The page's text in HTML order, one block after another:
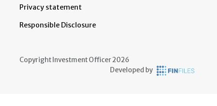
Privacy statement
Responsible Disclosure
Copyright Investment Officer 2026
Developed by